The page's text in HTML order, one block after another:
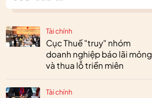
Tài chính
Cục Thuế "truy" nhóm
doanh nghiệp báo lãi mỏng
và thua lỗ triền miên
Tài chính